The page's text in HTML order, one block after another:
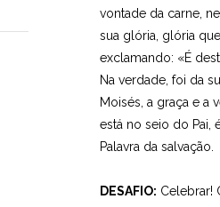
vontade da carne,
sua glória, glória
exclamando: «É
Na verdade, foi da
Moisés, a graça e a
está no seio do Pai,
Palavra da salvação.
DESAFIO: Celebrar!